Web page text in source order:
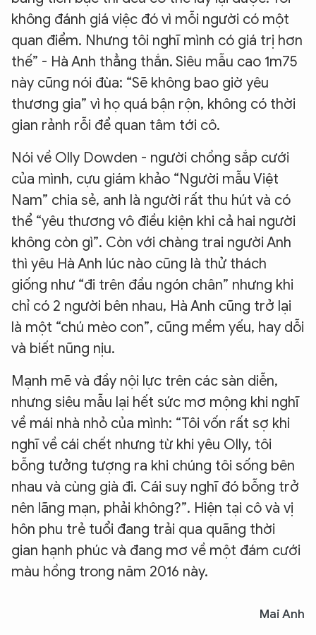
không đánh giá việc đó vì mỗi người có một
quan điểm. Nhưng tôi nghĩ mình có giá trị hơn
thế” - Hà Anh thẳng thắn. Siêu mẫu cao 1m75
này cũng nói đùa: “Sẽ không bao giờ yêu
thương gia” vì họ quá bận rộn, không có thời
gian rảnh rỗi để quan tâm tới cô.
Nói về Olly Dowden - người chồng sắp cưới
của mình, cựu giám khảo “Người mẫu Việt
Nam” chia sẻ, anh là người rất thu hút và có
thể “yêu thương vô điều kiện khi cả hai người
không còn gì”. Còn với chàng trai người Anh
thì yêu Hà Anh lúc nào cũng là thử thách
giống như “đi trên đầu ngón chân” nhưng khi
chỉ có 2 người bên nhau, Hà Anh cũng trở lại
là một “chú mèo con”, cũng mềm yếu, hay dỗi
và biết nũng nịu.
Mạnh mẽ và đầy nội lực trên các sàn diễn,
nhưng siêu mẫu lại hết sức mơ mộng khi nghĩ
về mái nhà nhỏ của mình: “Tôi vốn rất sợ khi
nghĩ về cái chết nhưng từ khi yêu Olly, tôi
bỗng tưởng tượng ra khi chúng tôi sống bên
nhau và cùng già đi. Cái suy nghĩ đó bỗng trở
nên lãng mạn, phải không?”. Hiện tại cô và vị
hôn phu trẻ tuổi đang trải qua quãng thời
gian hạnh phúc và đang mơ về một đám cưới
màu hồng trong năm 2016 này.
Mai Anh